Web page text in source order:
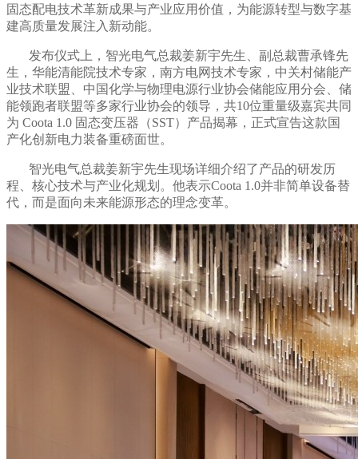
固态配电技术革新成果与产业应用价值，为能源转型与数字基
建高质量发展注入新动能。
发布仪式上，智光电气总裁姜新宇先生、副总裁曹承锋先
生，华能清能院技术专家，南方电网技术专家，中关村储能产
业技术联盟、中国化学与物理电源行业协会储能应用分会、储
能领跑者联盟等多家行业协会的领导，共10位重量级嘉宾共同
为 Coota 1.0 固态变压器（SST）产品揭幕，正式宣告这款国
产化创新电力装备重磅面世。
智光电气总裁姜新宇先生现场详细介绍了产品的研发历
程、核心技术与产业化规划。他表示Coota 1.0并非简单设备替
代，而是面向未来能源形态的理念变革。